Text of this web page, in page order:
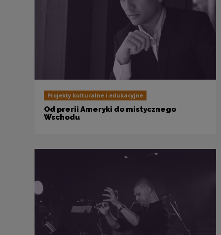
Projekty kulturalne i edukacyjne
Od prerii Ameryki do mistycznego
Wschodu